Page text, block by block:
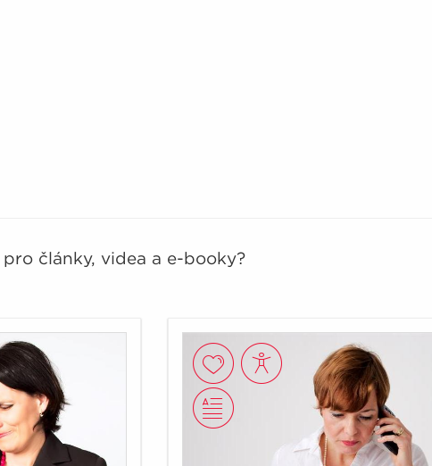
články, videa a e-booky?